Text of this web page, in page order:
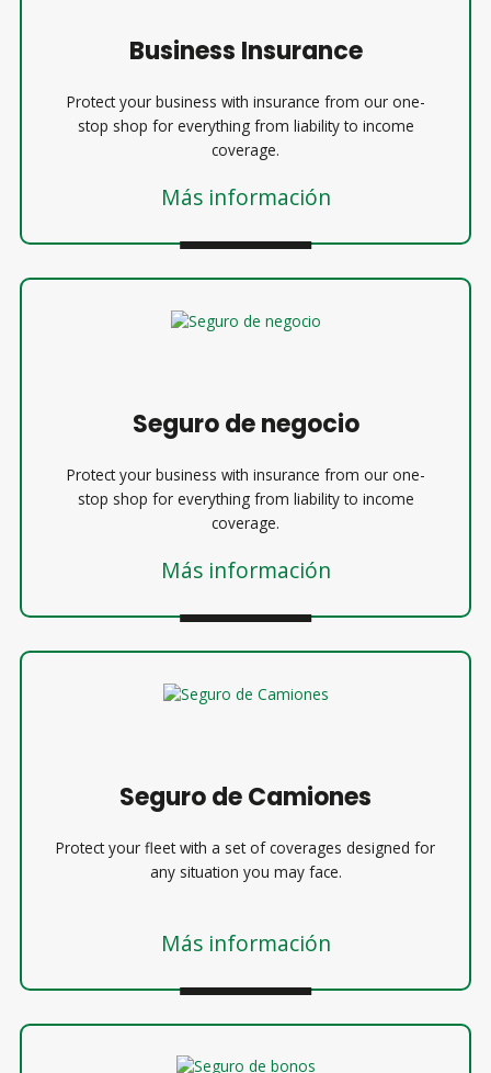
Business Insurance
Protect your business with insurance from our one-
stop shop for everything from liability to income
coverage.
Más información
Seguro de negocio
Protect your business with insurance from our one-
stop shop for everything from liability to income
coverage.
Más información
Seguro de Camiones
Protect your fleet with a set of coverages designed for
any situation you may face.
Más información